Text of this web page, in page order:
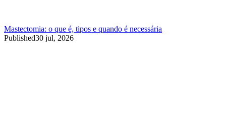
Mastectomia: o que é, tipos e quando é necessária
Published30 jul, 2026